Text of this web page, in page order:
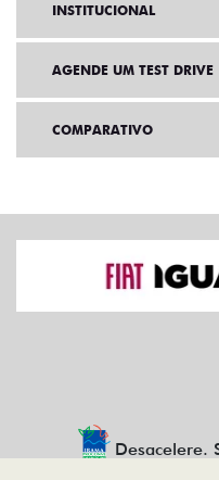
INSTITUCIONAL
AGENDE UM TEST DRIVE
COMPARATIVO
Desacelere.